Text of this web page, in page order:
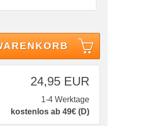
24,95 EUR
1-4 Werktage
kostenlos ab 49€ (D)